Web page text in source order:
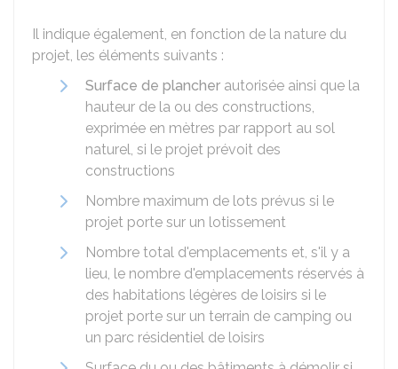
Il indique également, en fonction de la nature du
projet, les éléments suivants :
Surface de plancher autorisée ainsi que la
hauteur de la ou des constructions,
exprimée en mètres par rapport au sol
naturel, si le projet prévoit des
constructions
Nombre maximum de lots prévus si le
projet porte sur un lotissement
Nombre total d'emplacements et, s'il y a
lieu, le nombre d'emplacements réservés à
des habitations légères de loisirs si le
projet porte sur un terrain de camping ou
un parc résidentiel de loisirs